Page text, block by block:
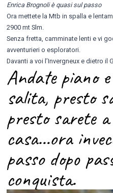
Enrica Brognoli è quasi sul passo
Ora mettete la Mtb in spalla e
2900 mt Slm.
Senza fretta, camminate lenti e vi
avventurieri o esploratori.
Davanti a voi l’Invergneux e dietro il
Andate piano
salita, presto
presto sarete
casa…ora
passo dopo
conquista.